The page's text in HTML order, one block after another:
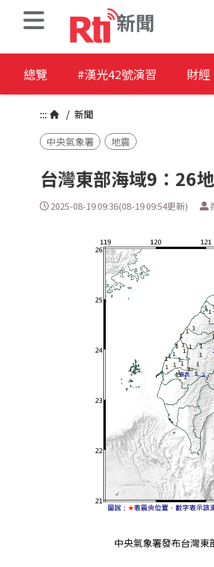
新聞
總覽 #漢光42號演習 財經
::: / 新聞
中央氣象署
地震
台灣東部海域9：26
2025-08-19 09:36(08-19 09:54更新)
中央氣象署發布台灣